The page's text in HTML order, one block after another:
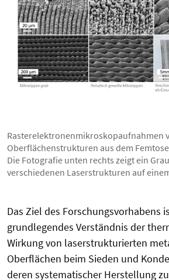
Rasterelektronenmikroskopaufnahmen
Oberflächenstrukturen aus dem
Die Fotografie unten rechts zeigt ein
verschiedenen Laserstrukturen auf
Das Ziel des Forschungsvorhabens
grundlegendes Verständnis der
Wirkung von laserstrukturierten
Oberflächen beim Sieden und
deren systematischer Herstellung